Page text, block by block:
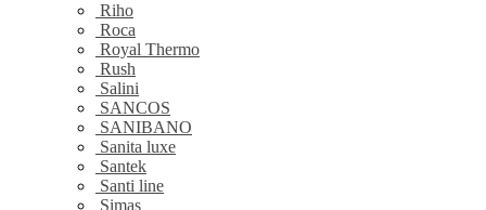
Riho
Roca
Royal Thermo
Rush
Salini
SANCOS
SANIBANO
Sanita luxe
Santek
Santi line
Simas